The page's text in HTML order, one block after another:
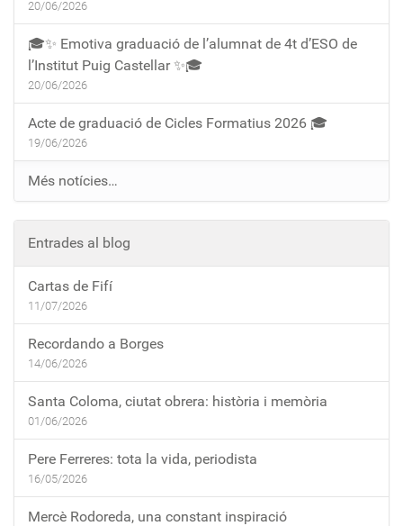
20/06/2026
🎓✨ Emotiva graduació de l’alumnat de 4t d’ESO de
l’Institut Puig Castellar ✨🎓
20/06/2026
Acte de graduació de Cicles Formatius 2026 🎓
19/06/2026
Més notícies…
Entrades al blog
Cartas de Fifí
11/07/2026
Recordando a Borges
14/06/2026
Santa Coloma, ciutat obrera: història i memòria
01/06/2026
Pere Ferreres: tota la vida, periodista
16/05/2026
Mercè Rodoreda, una constant inspiració